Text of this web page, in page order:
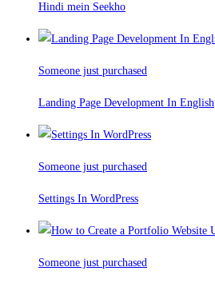
Hindi mein Seekho
Someone just purchased
Landing Page Development In English
Someone just purchased
Settings In WordPress
Someone just purchased